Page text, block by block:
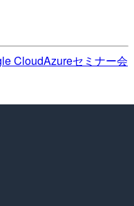
CloudAzureセミナー会